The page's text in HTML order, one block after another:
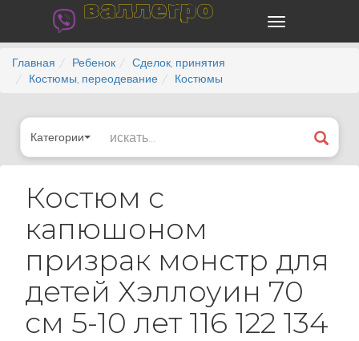
валлегро
Главная Ребенок
Сделок, принятия
Костюмы, переодевание
Костюмы
Категории
Костюм с
капюшоном
призрак монстр для
детей Хэллоуин 70
см 5-10 лет 116 122 134